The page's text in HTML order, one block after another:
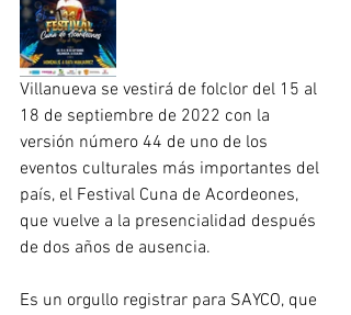
Villanueva se vestirá de folclor del 15 al
18 de septiembre de 2022 con la
versión número 44 de uno de los
eventos culturales más importantes del
país, el Festival Cuna de Acordeones,
que vuelve a la presencialidad después
de dos años de ausencia.
Es un orgullo registrar para SAYCO, que